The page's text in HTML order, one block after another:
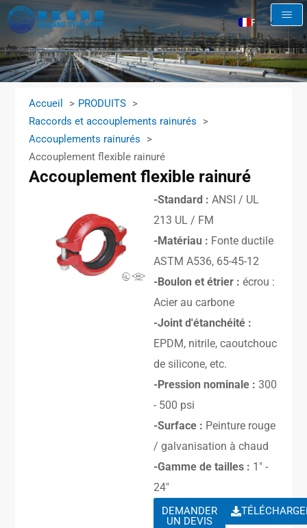
FR
EN
AR
Accueil
PRODUITS
Raccords et accouplements rainurés
Accouplements rainurés
Accouplement flexible rainuré
Accouplement flexible rainuré
-Standard : ANSI / UL
213 UL / FM
-Matériau : Fonte ductile
ASTM A536, 65-45-12
-Boulon et étrier : écrou :
Acier au carbone
-Joint d'étanchéité :
EPDM, nitrile, caoutchouc
de silicone, etc.
-Pression nominale : 300
- 500 psi
-Surface : Peinture rouge
/ galvanisation à chaud
-Gamme de tailles : 1″ -
24″
DEMANDER
UN DEVIS